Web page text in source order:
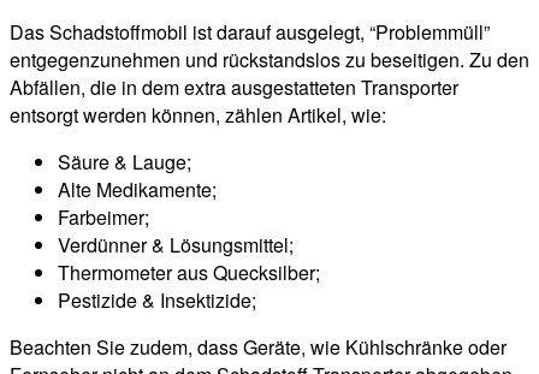
Das Schadstoffmobil ist darauf ausgelegt, “Problemmüll”
entgegenzunehmen und rückstandslos zu beseitigen. Zu den
Abfällen, die in dem extra ausgestatteten Transporter
entsorgt werden können, zählen Artikel, wie:
Säure & Lauge;
Alte Medikamente;
Farbeimer;
Verdünner & Lösungsmittel;
Thermometer aus Quecksilber;
Pestizide & Insektizide;
Beachten Sie zudem, dass Geräte, wie Kühlschränke oder